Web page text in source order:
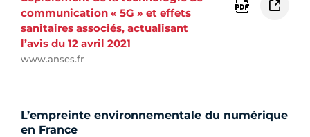
communication « 5G » et effets
sanitaires associés, actualisant
l’avis du 12 avril 2021
www.anses.fr
L’empreinte environnementale du numérique
en France